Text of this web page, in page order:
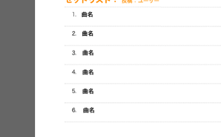
セットリストをプレイリストにして保存する